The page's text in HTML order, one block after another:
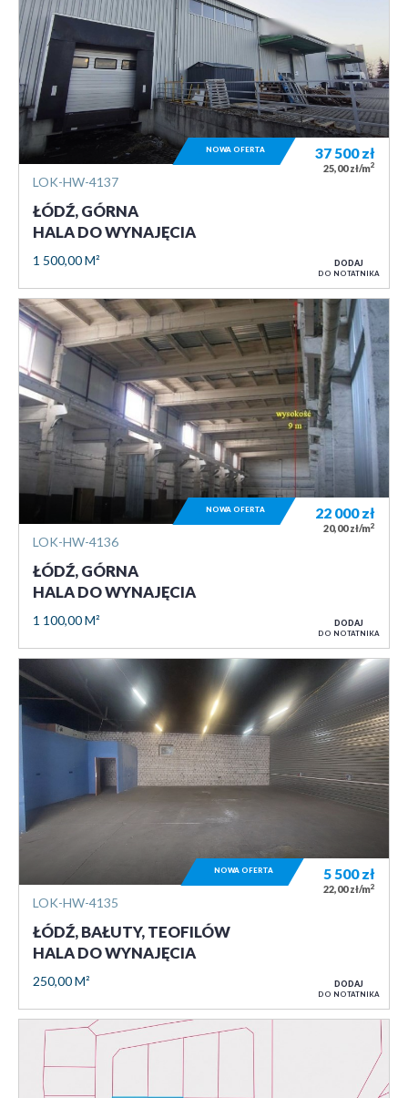
LOK-HW-4137
ŁÓDŹ, GÓRNA
HALA DO WYNAJĘCIA
1 500,00 M²
37 500zł
25,00 zł/m2
NOWA OFERTA
DODAJ
DO NOTATNIKA
LOK-HW-4136
ŁÓDŹ, GÓRNA
HALA DO WYNAJĘCIA
1 100,00 M²
22 000zł
20,00 zł/m2
NOWA OFERTA
DODAJ
DO NOTATNIKA
LOK-HW-4135
ŁÓDŹ, BAŁUTY, TEOFILÓW
HALA DO WYNAJĘCIA
250,00 M²
5 500zł
22,00 zł/m2
NOWA OFERTA
DODAJ
DO NOTATNIKA